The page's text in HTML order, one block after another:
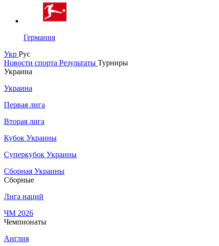
Германия
Укр Рус
Новости спорта Результаты Турниры
Украина
Украина
Первая лига
Вторая лига
Кубок Украины
Суперкубок Украины
Сборная Украины
Сборные
Лига наций
ЧМ 2026
Чемпионаты
Англия